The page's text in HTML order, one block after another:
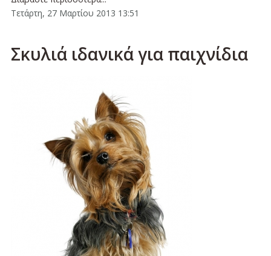
Τετάρτη, 27 Μαρτίου 2013 13:51
Σκυλιά ιδανικά για παιχνίδια